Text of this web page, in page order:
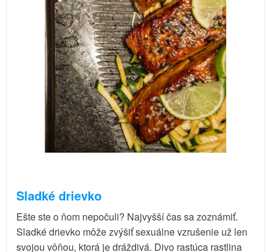
Sladké drievko
Ešte ste o ňom nepočuli? Najvyšší čas sa zoznámiť.
Sladké drievko môže zvýšiť sexuálne vzrušenie už len
svojou vôňou, ktorá je dráždivá. Divo rastúca rastlina